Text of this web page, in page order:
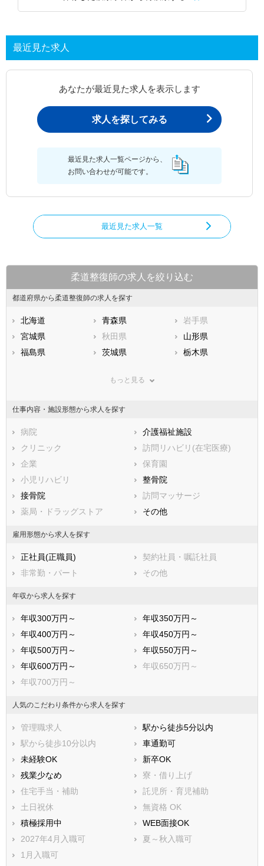
最近見た求人
あなたが最近見た求人を表示します
求人を探してみる
最近見た求人一覧ページから、
お問い合わせが可能です。
最近見た求人一覧
柔道整復師の求人を絞り込む
都道府県から柔道整復師の求人を探す
北海道 青森県
岩手県
宮城県
秋田県
山形県
福島県
茨城県
栃木県
神奈川県
石川県
福井県
静岡県
三重県
滋賀県
大阪府
兵庫県
鳥取県
広島県
徳島県
香川県
愛媛県
鹿児島県
もっと見る
仕事内容・施設形態から求人を探す
病院
介護福祉施設
クリニック
訪問リハビリ(在宅医療)
企業
保育園
小児リハビリ
整骨院
接骨院
訪問マッサージ
薬局・ドラッグストア
その他
雇用形態から求人を探す
正社員(正職員)
契約社員・嘱託社員
非常勤・パート
その他
年収から求人を探す
年収300万円～
年収350万円～
年収400万円～
年収450万円～
年収500万円～
年収550万円～
年収600万円～
年収650万円～
年収700万円～
人気のこだわり条件から求人を探す
管理職求人
駅から徒歩5分以内
駅から徒歩10分以内
車通勤可
未経験OK
新卒OK
残業少なめ
寮・借り上げ
住宅手当・補助
託児所・育児補助
土日祝休
無資格 OK
積極採用中
WEB面接OK
2027年4月入職可
夏～秋入職可
1月入職可